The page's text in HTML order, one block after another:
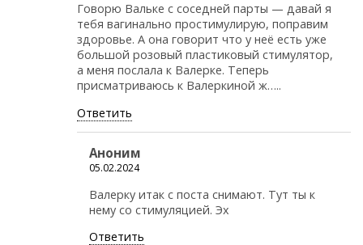
Говорю Вальке с соседней парты — давай я
тебя вагинально простимулирую, поправим
здоровье. А она говорит что у неё есть уже
большой розовый пластиковый стимулятор,
а меня послала к Валерке. Теперь
присматриваюсь к Валеркиной ж…..
Ответить
Аноним
05.02.2024
Валерку итак с поста снимают. Тут ты к
нему со стимуляцией. Эх
Ответить